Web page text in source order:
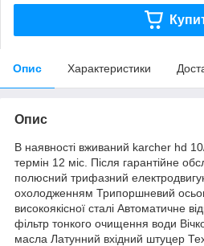
Опис Характеристики
Опис
В наявності вживаний karcher hd
термін 12 міс. Після гарантійне
полюсний трифазний
охолодженням Трипоршневий
високоякісної сталі Автоматичне
фільтр тонкого очищення води
масла Латунний вхідний штуцер